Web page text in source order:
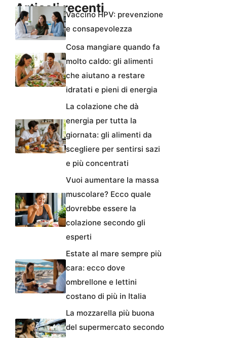
Articoli recentiVaccino HPV: prevenzione
e consapevolezza
Cosa mangiare quando fa
molto caldo: gli alimenti
che aiutano a restare
idratati e pieni di energia
La colazione che dà
energia per tutta la
giornata: gli alimenti da
scegliere per sentirsi sazi
e più concentrati
Vuoi aumentare la massa
muscolare? Ecco quale
dovrebbe essere la
colazione secondo gli
esperti
Estate al mare sempre più
cara: ecco dove
ombrellone e lettini
costano di più in Italia
La mozzarella più buona
del supermercato secondo